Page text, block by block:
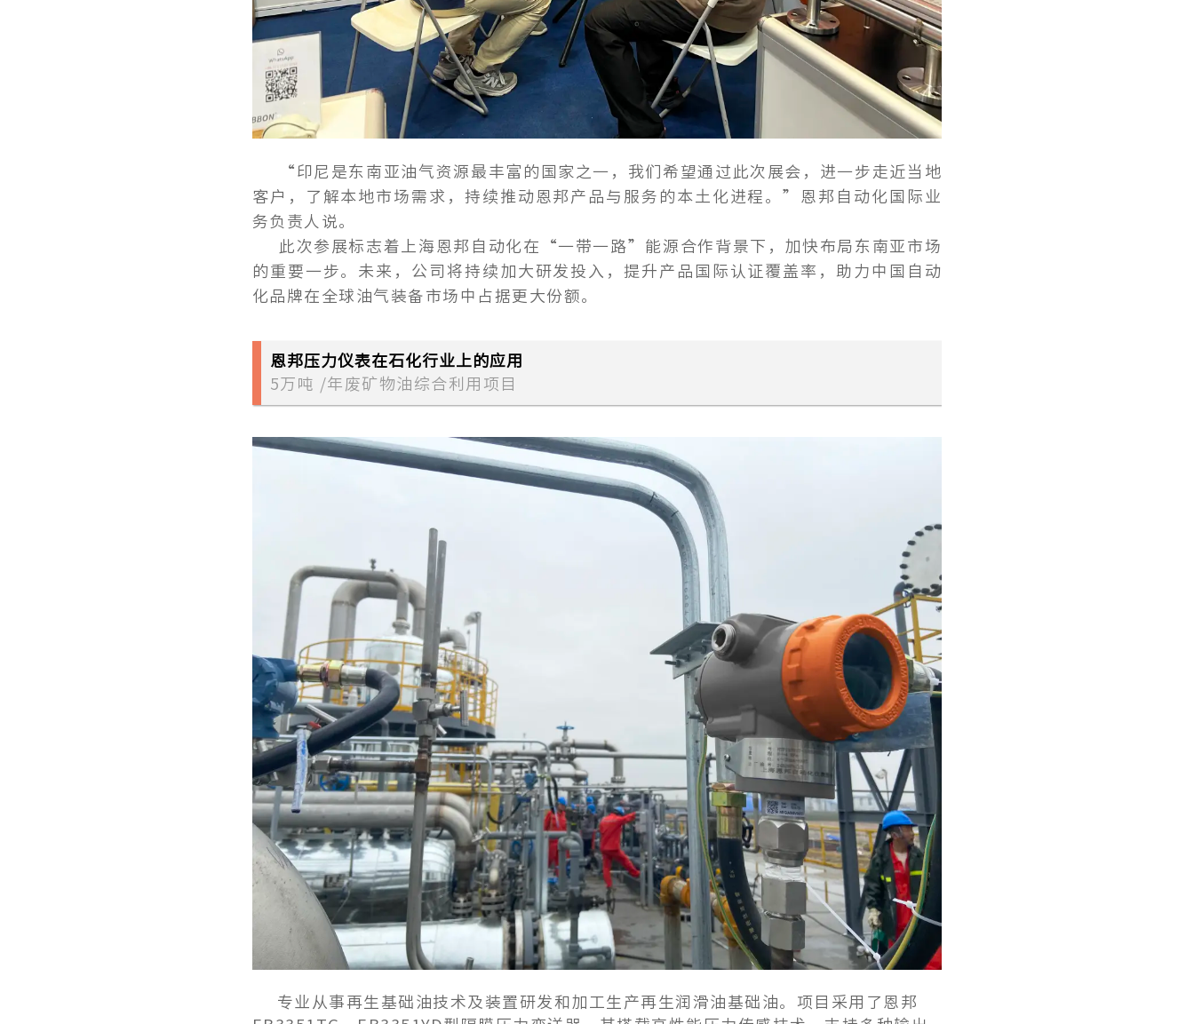
“印尼是东南亚油气资源最丰富的国家之一，我们希望通过此次展会，进一步走近当地
客户，了解本地市场需求，持续推动恩邦产品与服务的本土化进程。”恩邦自动化国际业
务负责人说。
此次参展标志着上海恩邦自动化在“一带一路”能源合作背景下，加快布局东南亚市场
的重要一步。未来，公司将持续加大研发投入，提升产品国际认证覆盖率，助力中国自动
化品牌在全球油气装备市场中占据更大份额。
恩邦压力仪表在石化行业上的应用
5万吨 /年废矿物油综合利用项目
专业从事再生基础油技术及装置研发和加工生产再生润滑油基础油。 项目采用了恩邦